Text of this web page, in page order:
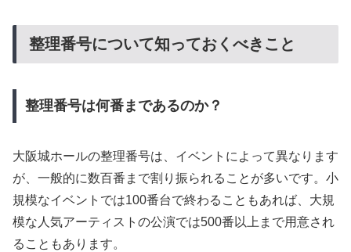
整理番号について知っておくべきこと
整理番号は何番まであるのか？
大阪城ホールの整理番号は、イベントによって異なります
が、一般的に数百番まで割り振られることが多いです。小
規模なイベントでは100番台で終わることもあれば、大規
模な人気アーティストの公演では500番以上まで用意され
ることもあります。